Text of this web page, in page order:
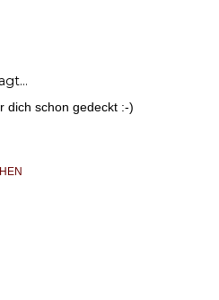
dich schon gedeckt :-)